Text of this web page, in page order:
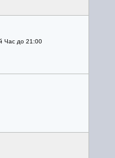
Час до 21:00